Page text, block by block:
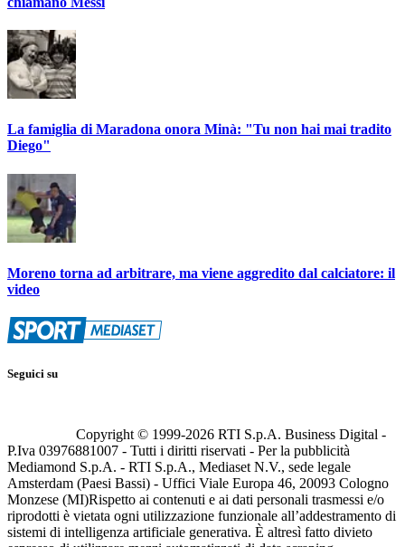
La famiglia di Maradona onora Minà: "Tu non hai mai tradito
Diego"
Moreno torna ad arbitrare, ma viene aggredito dal calciatore: il
video
Seguici su
Copyright © 1999-2026 RTI S.p.A. Business Digital -
P.Iva 03976881007 - Tutti i diritti riservati - Per la pubblicità
Mediamond S.p.A. - RTI S.p.A., Mediaset N.V., sede legale
Amsterdam (Paesi Bassi) - Uffici Viale Europa 46, 20093 Cologno
Monzese (MI)Rispetto ai contenuti e ai dati personali trasmessi e/o
riprodotti è vietata ogni utilizzazione funzionale all’addestramento di
sistemi di intelligenza artificiale generativa. È altresì fatto divieto